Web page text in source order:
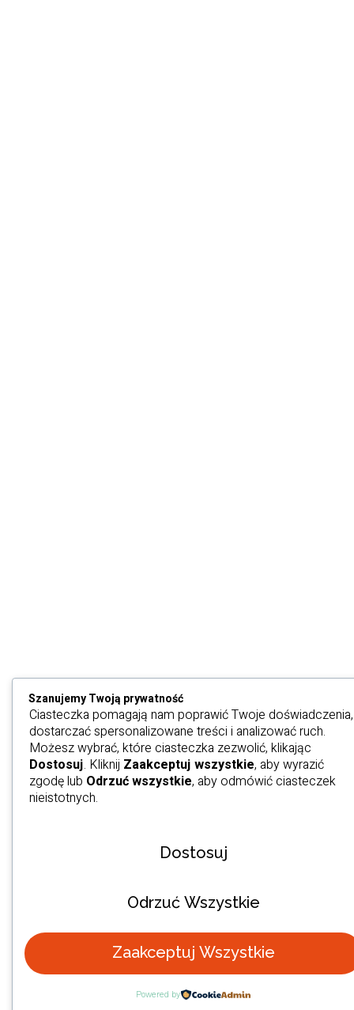
Szanujemy Twoją prywatność
Ciasteczka pomagają nam poprawić Twoje doświadczenia,
dostarczać spersonalizowane treści i analizować ruch.
Możesz wybrać, które ciasteczka zezwolić, klikając
Dostosuj. Kliknij Zaakceptuj wszystkie, aby wyrazić
zgodę lub Odrzuć wszystkie, aby odmówić ciasteczek
nieistotnych.
Dostosuj
Odrzuć Wszystkie
Zaakceptuj Wszystkie
Powered by